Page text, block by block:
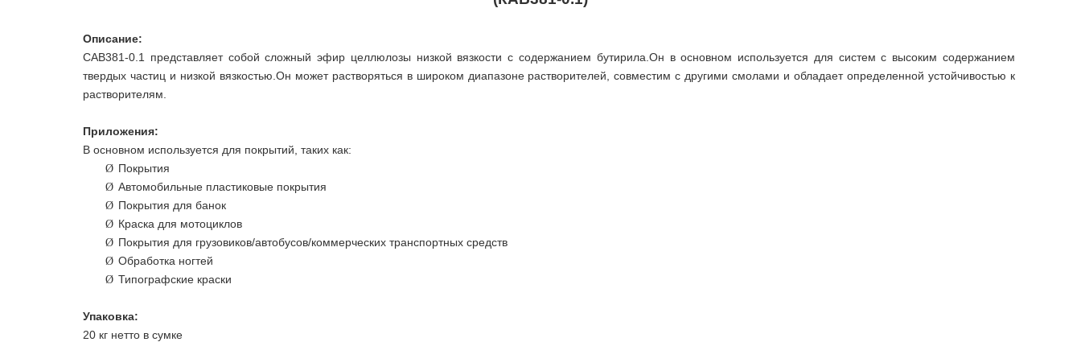
Материалы для личной гигиены
Описание:
CAB381-0.1 представляет собой сложный эфир целлюлозы низкой вязкости с содержанием бутирила.Он в основном используется для систем с высоким содержанием
твердых частиц и низкой вязкостью.Он может растворяться в широком диапазоне растворителей, совместим с другими смолами и обладает определенной устойчивостью к
растворителям.
Приложения:
В основном используется для покрытий, таких как:
Ø Покрытия
Ø Автомобильные пластиковые покрытия
Ø Покрытия для банок
Ø Краска для мотоциклов
Ø Покрытия для грузовиков/автобусов/коммерческих транспортных средств
Ø Обработка ногтей
Ø Типографские краски
Упаковка:
20 кг нетто в сумке